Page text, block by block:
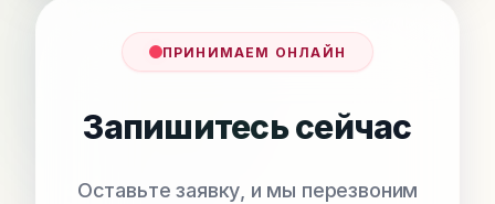
ПРИНИМАЕМ ОНЛАЙН
Запишитесь сейчас
Оставьте заявку, и мы перезвоним